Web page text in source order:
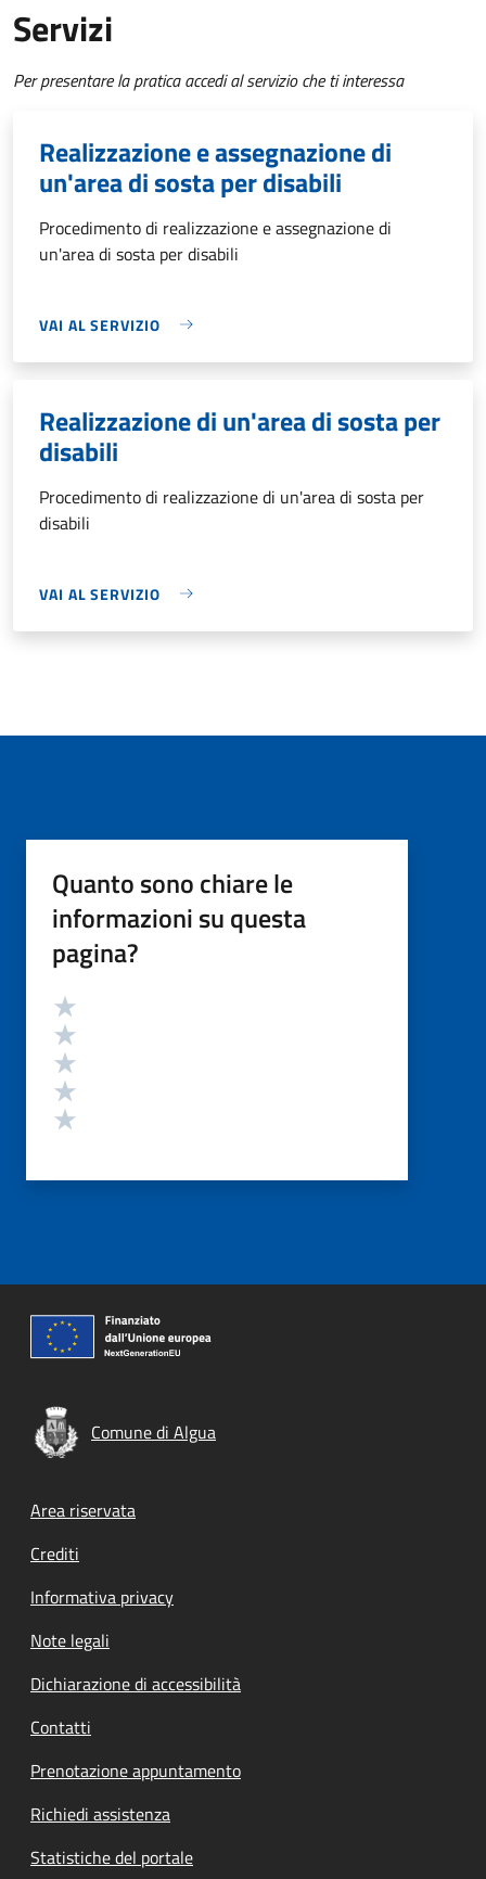
Servizi
Per presentare la pratica accedi al servizio che ti interessa
Realizzazione e assegnazione di
un'area di sosta per disabili
Procedimento di realizzazione e assegnazione di
un'area di sosta per disabili
VAI AL SERVIZIO
Realizzazione di un'area di sosta per
disabili
Procedimento di realizzazione di un'area di sosta per
disabili
VAI AL SERVIZIO
Quanto sono chiare le
informazioni su questa
pagina?
Valutazione
Comune di Algua
Footer menu
Area riservata
Crediti
Informativa privacy
Note legali
Dichiarazione di accessibilità
Contatti
Prenotazione appuntamento
Richiedi assistenza
Statistiche del portale